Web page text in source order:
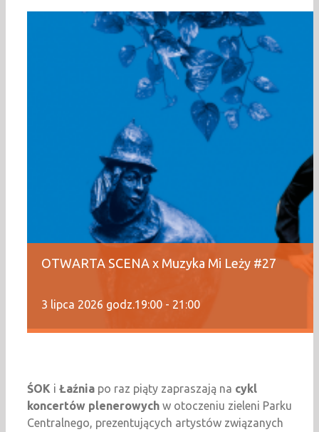
OTWARTA SCENA x Muzyka Mi Leży #27
3 lipca 2026 godz.19:00 - 21:00
ŚOK i Łaźnia po raz piąty zapraszają na cykl
koncertów plenerowych w otoczeniu zieleni Parku
Centralnego, prezentujących artystów związanych